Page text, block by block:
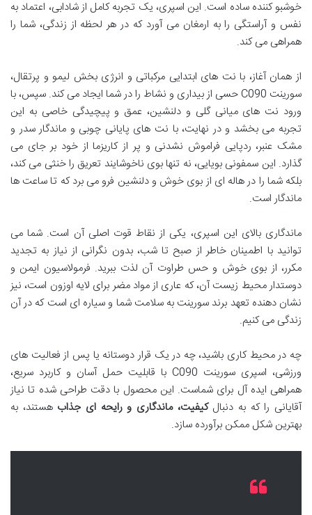
خوشبو کننده ساده است. این اسپری، یک تجربه کامل از شادابی، اعتماد به
نفس و آراستگی را به ارمغان می آورد که در هر لحظه از زندگی، شما را
همراهی می کند.
از همان آغاز، با نت های ابتدایی مرکباتی و انرژی بخش لیمو و پرتقال،
سورینت C090 حسی از بیداری و نشاط را در شما ایجاد می کند. سپس، با
ورود نت های میانی گلی و دلنشین، عمق و پیچیدگی خاصی به این
تجربه می بخشد و در نهایت، با نت های پایانی چوبی و ماندگار سدر و
مشک عنبر، ردپایی فراموش نشدنی و پر از کاریزما از خود بر جای می
گذارد. این سمفونی بویایی، نه تنها بوی ناخوشایند تعریق را خنثی می کند،
بلکه شما را در هاله ای از بوی خوش و دلنشین فرو می برد که تا ساعت ها
ماندگار است.
ماندگاری بالای این اسپری، یکی از نقاط قوت اصلی آن است. شما می
توانید با اطمینان خاطر از صبح تا شب، بدون نگرانی از نیاز به تجدید
مکرر، از بوی خوش و حس طراوت آن لذت ببرید. فرمولاسیون ایمن و
دوستدار محیط زیست آن، که عاری از مواد مضر برای لایه اوزون است، نیز
نشان دهنده تعهد برند سورینت به سلامت شما و سیاره ای است که در آن
زندگی می کنیم.
چه در محیط کاری باشید، چه در یک قرار دوستانه یا پس از فعالیت های
ورزشی، اسپری سورینت C090 با قابلیت حمل آسان و کاربرد سریع،
همراهی ایده آل برای شماست. این محصول با دقت طراحی شده تا نیاز
آقایانی را که به دنبالکیفیت، ماندگاری و رایحه ای جذاب هستند، به
بهترین شکل ممکن برآورده سازد.